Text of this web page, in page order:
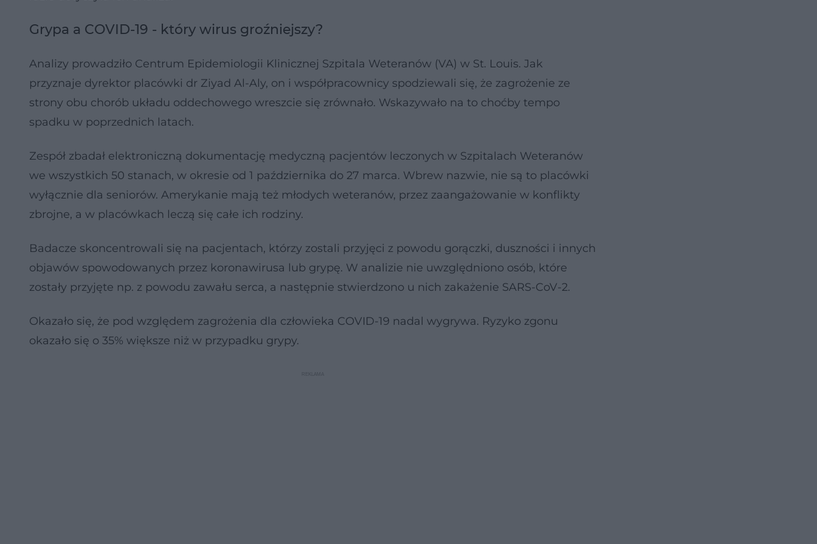
Grypa a COVID-19 - który wirus groźniejszy?
Analizy prowadziło Centrum Epidemiologii Klinicznej Szpitala Weteranów (VA) w St. Louis. Jak
przyznaje dyrektor placówki dr Ziyad Al-Aly, on i współpracownicy spodziewali się, że zagrożenie ze
strony obu chorób układu oddechowego wreszcie się zrównało. Wskazywało na to choćby tempo
spadku w poprzednich latach.
Zespół zbadał elektroniczną dokumentację medyczną pacjentów leczonych w Szpitalach Weteranów
we wszystkich 50 stanach, w okresie od 1 października do 27 marca. Wbrew nazwie, nie są to placówki
wyłącznie dla seniorów. Amerykanie mają też młodych weteranów, przez zaangażowanie w konflikty
zbrojne, a w placówkach leczą się całe ich rodziny.
Badacze skoncentrowali się na pacjentach, którzy zostali przyjęci z powodu gorączki, duszności i innych
objawów spowodowanych przez koronawirusa lub grypę. W analizie nie uwzględniono osób, które
zostały przyjęte np. z powodu zawału serca, a następnie stwierdzono u nich zakażenie SARS-CoV-2.
Okazało się, że pod względem zagrożenia dla człowieka COVID-19 nadal wygrywa. Ryzyko zgonu
okazało się o 35% większe niż w przypadku grypy.